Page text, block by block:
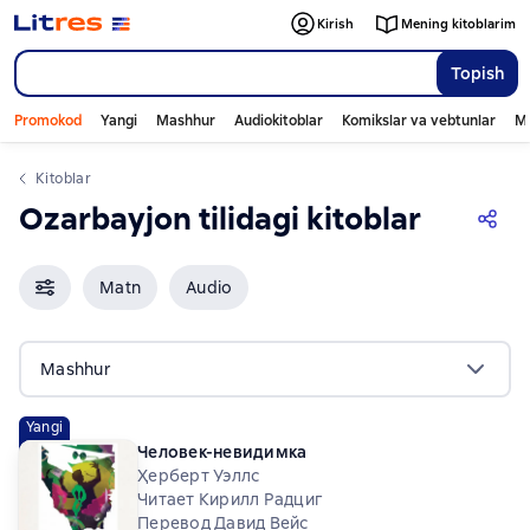
Topish
Kirish Mening kitoblarim
Promokod Yangi Mashhur Audiokitoblar Komikslar va vebtunlar
Kitoblar
Ozarbayjon tilidagi kitoblar
Matn Audio
Mashhur
Yangi
Человек-невидимка
Ҳерберт Уэллс
Читает Кирилл Радциг
Перевод Давид Вейс